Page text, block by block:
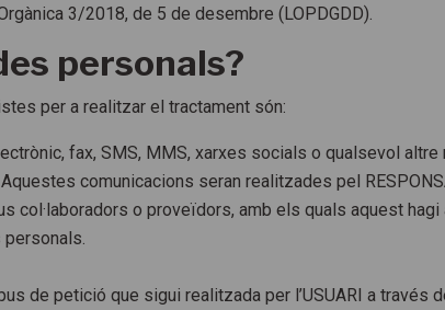
3/2018, de 5 de desembre (LOPDGDD).
personals?
per a realitzar el tractament són:
fax, SMS, MMS, xarxes socials o qualsevol
comunicacions seran realitzades pel
o proveïdors, amb els quals aquest hagi
personals.
de petició que sigui realitzada per l’USUARI a través